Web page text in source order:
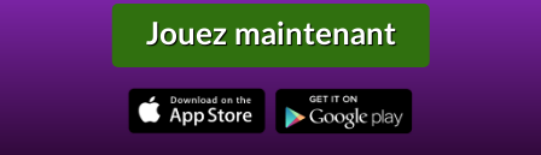
Jouez maintenant